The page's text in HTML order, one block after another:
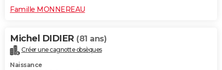
Famille MONNEREAU
Michel DIDIER (81 ans)
Créer une cagnotte obsèques
Naissance